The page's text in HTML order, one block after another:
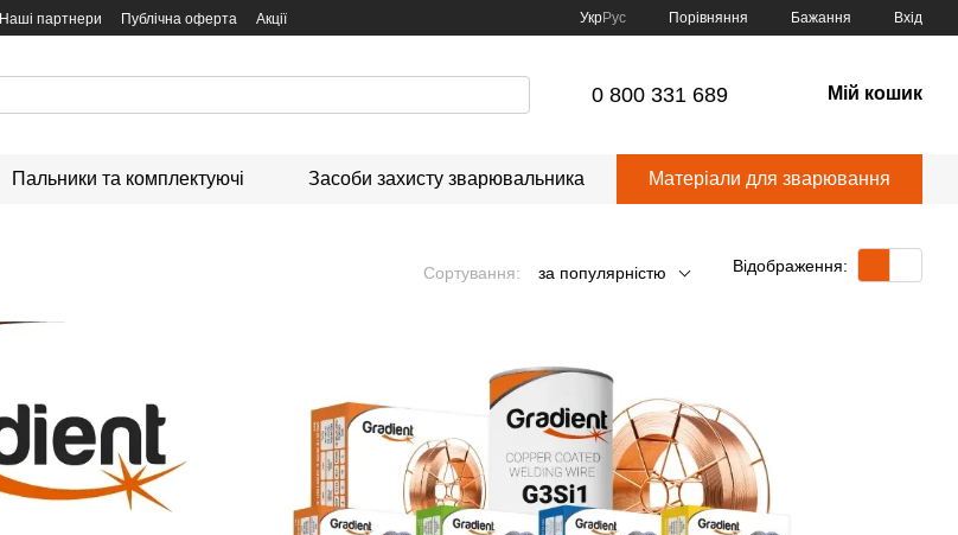
Наші партнери Публічна оферта Акції УкрРус Порівняння Бажання Вхід
0 800 331 689 Мій кошик
Пальники та комплектуючі Засоби захисту зварювальника Матеріали для зварювання
Сортування: за популярністю Відображення: